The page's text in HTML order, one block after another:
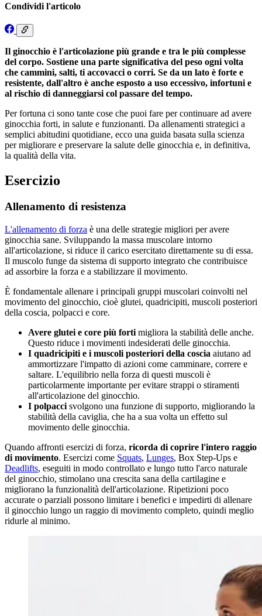
Condividi l'articolo
Il ginocchio è l'articolazione più grande e tra le più complesse
del corpo. Sostiene una parte significativa del peso ogni volta
che cammini, salti, ti accovacci o corri. Se da un lato è forte e
resistente, dall'altro è anche esposto a uso eccessivo, infortuni e
al rischio di danneggiarsi col passare del tempo.
Per fortuna ci sono tante cose che puoi fare per continuare ad avere
ginocchia forti, in salute e funzionanti. Da allenamenti strategici a
semplici abitudini quotidiane, ecco una guida basata sulla scienza
per migliorare e preservare la salute delle ginocchia e, in definitiva,
la qualità della vita.
Esercizio
Allenamento di resistenza
L'allenamento di forza è una delle strategie migliori per avere
ginocchia sane. Sviluppando la massa muscolare intorno
all'articolazione, si riduce il carico esercitato direttamente su di essa.
Il muscolo funge da sistema di supporto integrato che contribuisce
ad assorbire la forza e a stabilizzare il movimento.
È fondamentale allenare i principali gruppi muscolari coinvolti nel
movimento del ginocchio, cioè glutei, quadricipiti, muscoli posteriori
della coscia, polpacci e core.
Avere glutei e core più forti migliora la stabilità delle anche.
Questo riduce i movimenti indesiderati delle ginocchia.
I quadricipiti e i muscoli posteriori della coscia aiutano ad
ammortizzare l'impatto di azioni come camminare, correre e
saltare. L'equilibrio nella forza di questi muscoli è
particolarmente importante per evitare strappi o stiramenti
all'articolazione del ginocchio.
I polpacci svolgono una funzione di supporto, migliorando la
stabilità della caviglia, che ha a sua volta un effetto sul
movimento delle ginocchia.
Quando affronti esercizi di forza, ricorda di coprire l'intero raggio
di movimento. Esercizi come Squats, Lunges, Box Step-Ups e
Deadlifts, eseguiti in modo controllato e lungo tutto l'arco naturale
del ginocchio, stimolano una crescita sana della cartilagine e
migliorano la funzionalità dell'articolazione. Ripetizioni poco
accurate o parziali possono limitare i benefici e impedirti di allenare
il ginocchio lungo un raggio di movimento completo, quindi meglio
ridurle al minimo.